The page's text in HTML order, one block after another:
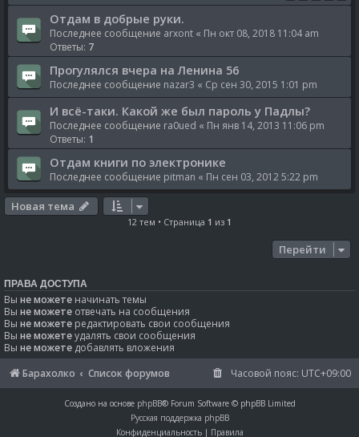
Отдам в добрые руки.
Последнее сообщение arxont « Пн окт 08, 2018 11:04 am
Ответы: 7
Прогулялся вчера на Ленина 56
Последнее сообщение nazar3 « Ср сен 30, 2015 1:01 pm
И всё-таки. Какой же был пароль у Падлы?
Последнее сообщение ra0ued « Пн янв 14, 2013 11:06 pm
Ответы: 1
Отдам книги по электронике
Последнее сообщение pitman « Пн сен 03, 2012 5:22 pm
Новая тема
12 тем • Страница 1 из 1
Перейти
ПРАВА ДОСТУПА
Вы не можете начинать темы
Вы не можете отвечать на сообщения
Вы не можете редактировать свои сообщения
Вы не можетеудалять свои сообщения
Вы не можете добавлять вложения
Барахолко
Список форумов Часовой пояс: UTC+09:00
Создано на основе phpBB® Forum Software © phpBB Limited
Русская поддержка phpBB
Конфиденциальность| Правила